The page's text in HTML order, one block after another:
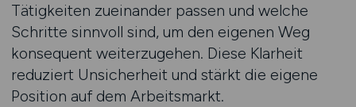
Tätigkeiten zueinander passen und welche
Schritte sinnvoll sind, um den eigenen Weg
konsequent weiterzugehen. Diese Klarheit
reduziert Unsicherheit und stärkt die eigene
Position auf dem Arbeitsmarkt.